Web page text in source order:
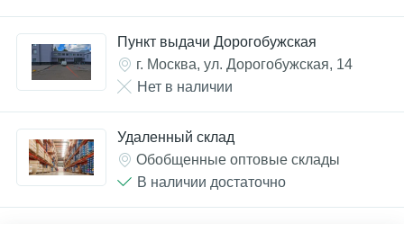
Пункт выдачи Дорогобужская
г. Москва, ул. Дорогобужская, 14
Нет в наличии
Удаленный склад
Обобщенные оптовые склады
В наличии достаточно